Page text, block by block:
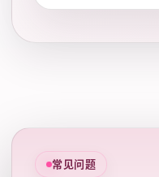
常见问题